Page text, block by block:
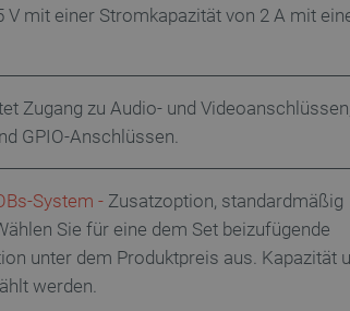
V mit einer Stromkapazität von 2 A mit
Zugang zu Audio- und
GPIO-Anschlüssen.
System - Zusatzoption, standardmäßig
Sie für eine dem Set beizufügende
unter dem Produktpreis aus. Kapazität
werden.